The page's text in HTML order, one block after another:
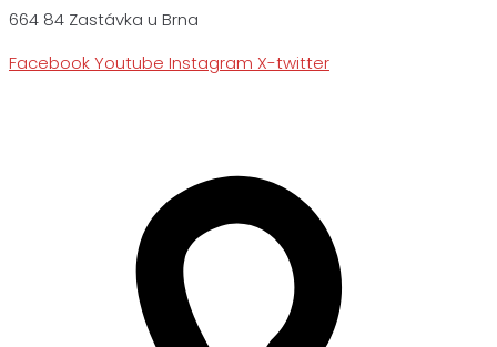
664 84 Zastávka u Brna
FacebookYoutube Instagram X-twitter